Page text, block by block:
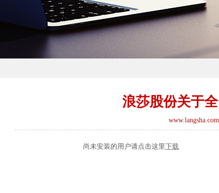
浪莎股份关于
www.langsha.com
尚未安装的用户请点击这里下载